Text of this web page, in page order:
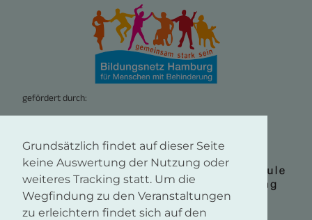
Grundsätzlich findet auf dieser Seite
keine Auswertung der Nutzung oder
weiteres Tracking statt. Um die
Wegfindung zu den Veranstaltungen
zu erleichtern findet sich auf den
gefördert durch: